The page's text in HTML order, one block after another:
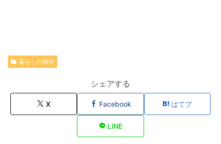
暮らしの雑学
シェアする
X Facebook はてブ
LINE